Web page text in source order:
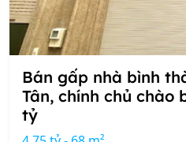
Bán gấp nhà bình
Tân, chính chủ chào
tỷ